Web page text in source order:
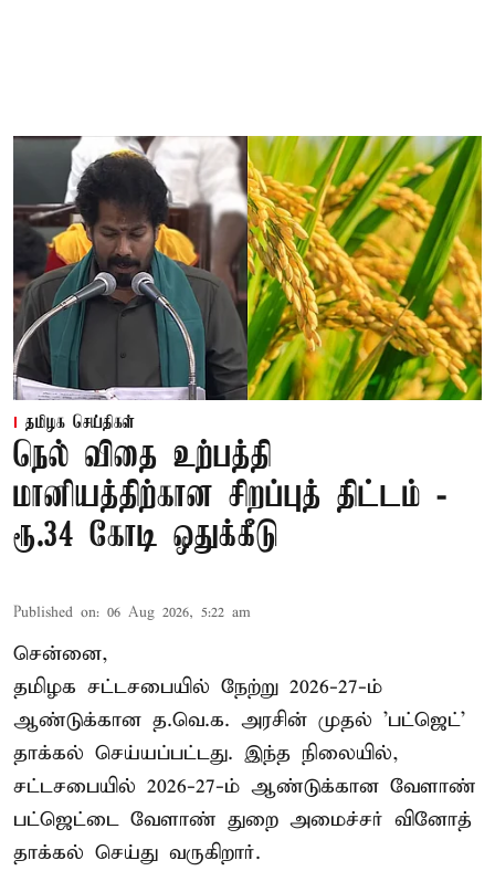
தமிழக செய்திகள்
நெல் விதை உற்பத்தி
மானியத்திற்கான சிறப்புத் திட்டம் -
ரூ.34 கோடி ஒதுக்கீடு
Published on: 06 Aug 2026, 5:22 am
சென்னை,
தமிழக சட்டசபையில் நேற்று 2026-27-ம்
ஆண்டுக்கான த.வெ.க. அரசின் முதல் 'பட்ஜெட்'
தாக்கல் செய்யப்பட்டது. இந்த நிலையில்,
சட்டசபையில் 2026-27-ம் ஆண்டுக்கான வேளாண்
பட்ஜெட்டை வேளாண் துறை அமைச்சர் வினோத்
தாக்கல் செய்து வருகிறார்.